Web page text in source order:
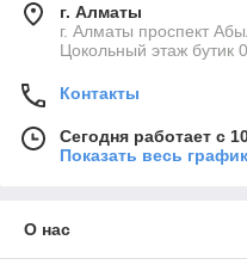
г. Алматы
г. Алматы проспект
Цокольный этаж бутик
Контакты
Сегодня работает с
Показать весь
О нас